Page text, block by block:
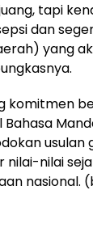
tapi
dan
yang
komitmen
nilai-nilai
nasional.